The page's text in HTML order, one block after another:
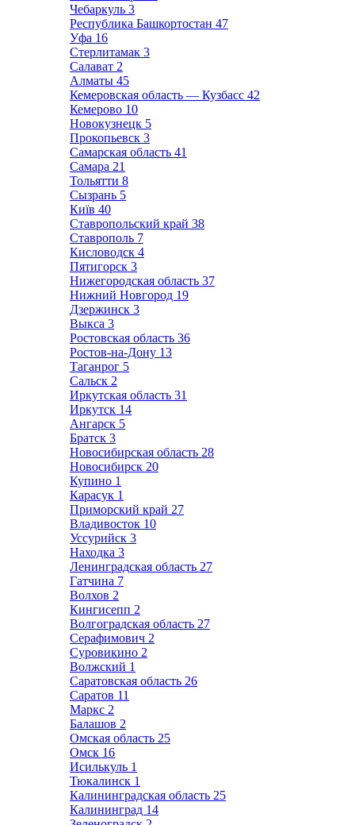
Чебаркуль 3
Республика Башкортостан 47
Уфа 16
Стерлитамак 3
Салават 2
Алматы 45
Кемеровская область — Кузбасс 42
Кемерово 10
Новокузнецк 5
Прокопьевск 3
Самарская область 41
Самара 21
Тольятти 8
Сызрань 5
Київ 40
Ставропольский край 38
Ставрополь 7
Кисловодск 4
Пятигорск 3
Нижегородская область 37
Нижний Новгород 19
Дзержинск 3
Выкса 3
Ростовская область 36
Ростов-на-Дону 13
Таганрог 5
Сальск 2
Иркутская область 31
Иркутск 14
Ангарск 5
Братск 3
Новосибирская область 28
Новосибирск 20
Купино 1
Карасук 1
Приморский край 27
Владивосток 10
Уссурийск 3
Находка 3
Ленинградская область 27
Гатчина 7
Волхов 2
Кингисепп 2
Волгоградская область 27
Серафимович 2
Суровикино 2
Волжский 1
Саратовская область 26
Саратов 11
Маркс 2
Балашов 2
Омская область 25
Омск 16
Исилькуль 1
Тюкалинск 1
Калининградская область 25
Калининград 14